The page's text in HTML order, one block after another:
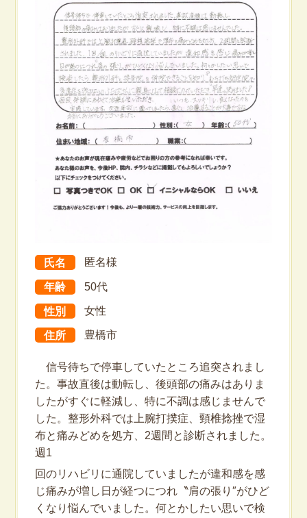
氏名 匿名様
年齢 50代
性別 女性
住所 豊橋市
信号待ちで停車していたところ追突されまし
た。事故直後は動転し、後頭部の痛みはありま
したがすぐに軽減し、特に不調は感じませんで
した。整形外科では上腕打撲症、頸椎捻挫で湿
布と痛みどめを処方、2週間と診断されました。
週1
回のリハビリに通院していましたが違和感を感
じ痛みが増し日が経つにつれ〝肩の張り″がひど
くなり悩んでいました。何とかしたい思いで検